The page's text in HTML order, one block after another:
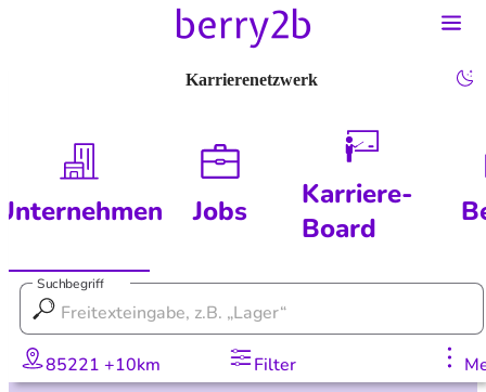
Karrierenetzwerk
Jobs
Karriere-
Board
Suchbegriff
85221 +10km Filter